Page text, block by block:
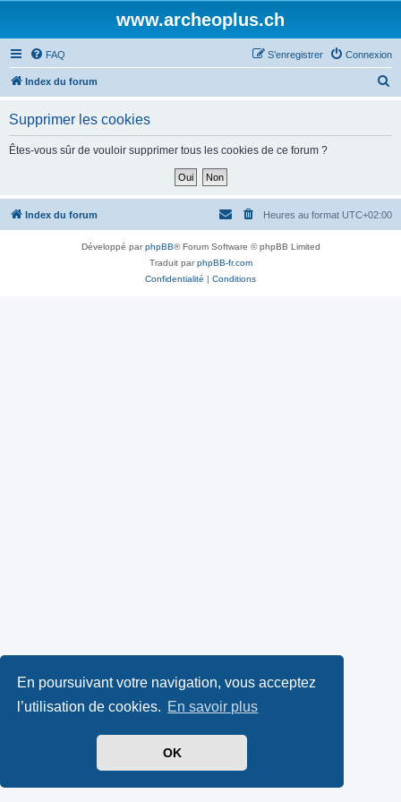
En poursuivant votre navigation, vous acceptez
l’utilisation de cookies. En savoir plus
OK
www.archeoplus.ch
FAQ Connexion
S’enregistrer
Index du forum
h
Supprimer les cookies
Êtes-vous sûr de vouloir supprimer tous les cookies de ce forum ?
Index du forum Heures au format UTC+02:00
Développé parphpBB® Forum Software © phpBB Limited
Traduit parphpBB-fr.com
Confidentialité | Conditions